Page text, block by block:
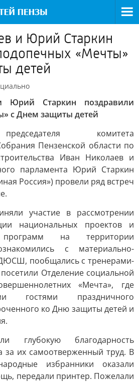
и Юрий Старкин
«Мечты»
детей
Юрий Старкин поздравили
с Днем защиты детей
комитета
Пензенской области по
Иван Николаев и
парламента Юрий Старкин
Россия») провели ряд встреч
участие в рассмотрении
национальных проектов и
программ на территории
с материально-
пообщались с тренерами-
Отделение социальной
«Мечта», где
гостями праздничного
ко Дню защиты детей и
глубокую благодарность
за их самоотверженный труд. В
избранники оказали
передали принтер. Пожелали